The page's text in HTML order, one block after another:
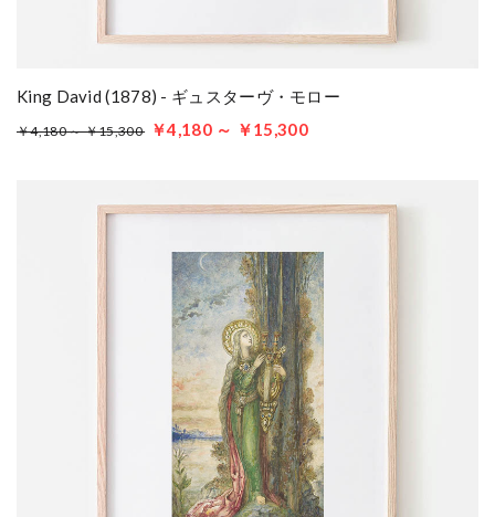
King David (1878) - ギュスターヴ・モロー
￥4,180 ～ ￥15,300 ￥4,180 ～ ￥15,300